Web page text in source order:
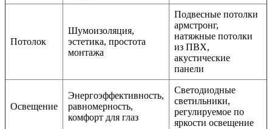
Потолок
Шумоизоляция,
эстетика, простота
монтажа
Подвесные потолки
армстронг,
натяжные потолки
из ПВХ,
акустические
панели
Освещение
Энергоэффективность,
равномерность,
комфорт для глаз
Светодиодные
светильники,
регулируемое по
яркости освещение